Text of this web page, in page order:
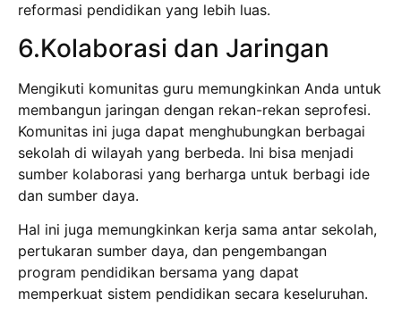
reformasi pendidikan yang lebih luas.
6.Kolaborasi dan Jaringan
Mengikuti komunitas guru memungkinkan Anda untuk
membangun jaringan dengan rekan-rekan seprofesi.
Komunitas ini juga dapat menghubungkan berbagai
sekolah di wilayah yang berbeda. Ini bisa menjadi
sumber kolaborasi yang berharga untuk berbagi ide
dan sumber daya.
Hal ini juga memungkinkan kerja sama antar sekolah,
pertukaran sumber daya, dan pengembangan
program pendidikan bersama yang dapat
memperkuat sistem pendidikan secara keseluruhan.